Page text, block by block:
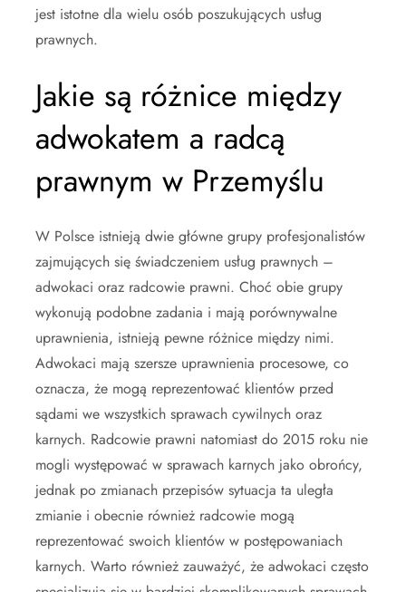
jest istotne dla wielu osób poszukujących usług
prawnych.
Jakie są różnice między
adwokatem a radcą
prawnym w Przemyślu
W Polsce istnieją dwie główne grupy profesjonalistów
zajmujących się świadczeniem usług prawnych –
adwokaci oraz radcowie prawni. Choć obie grupy
wykonują podobne zadania i mają porównywalne
uprawnienia, istnieją pewne różnice między nimi.
Adwokaci mają szersze uprawnienia procesowe, co
oznacza, że mogą reprezentować klientów przed
sądami we wszystkich sprawach cywilnych oraz
karnych. Radcowie prawni natomiast do 2015 roku nie
mogli występować w sprawach karnych jako obrońcy,
jednak po zmianach przepisów sytuacja ta uległa
zmianie i obecnie również radcowie mogą
reprezentować swoich klientów w postępowaniach
karnych. Warto również zauważyć, że adwokaci często